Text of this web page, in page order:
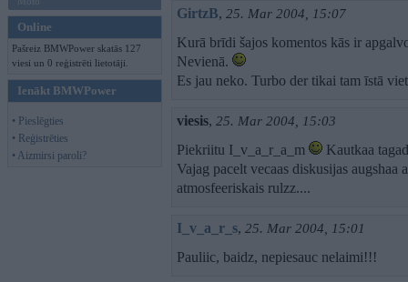
Online
Pašreiz BMWPower skatās 127
viesi un 0 reģistrēti lietotāji.
Ienākt BMWPower
• Pieslēgties
• Reģistrēties
• Aizmirsi paroli?
GirtzB, 25. Mar 2004, 15:07
Kurā brīdi šajos komentos kās ir
Nevienā.
Es jau neko. Turbo der tikai tam īstā
viesis, 25. Mar 2004, 15:03
Piekriitu I_v_a_r_a_m
Kautkaa
Vajag pacelt vecaas diskusijas
atmosfeeriskais rulzz....
I_v_a_r_s, 25. Mar 2004, 15:01
Pauliic, baidz, nepiesauc nelaimi!!!